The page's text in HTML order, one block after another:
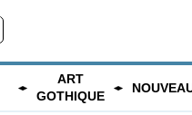
ART
GOTHIQUE